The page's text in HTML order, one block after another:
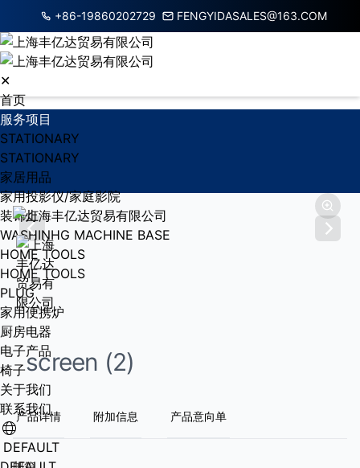
+86-19860202729 FENGYIDASALES@163.COM
✕
首页
服务项目
STATIONARY
STATIONARY
家居用品
家用投影仪/家庭影院
装饰灯
WASHINHG MACHINE BASE
HOME TOOLS
HOME TOOLS
PLUG
家用便携炉
厨房电器
电子产品
椅子
关于我们
联系我们
DEFAULT
screen (2)
产品详情 附加信息 产品意向单